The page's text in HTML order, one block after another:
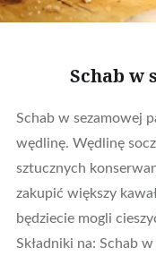
Schab w
Schab w sezamowej
wędlinę. Wędlinę
sztucznych
zakupić większy
będziecie mogli
Składniki na: Schab